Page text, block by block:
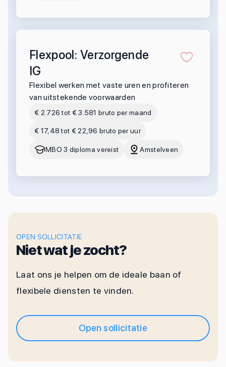
Flexpool: Verzorgende
IG
Flexibel werken met vaste uren en profiteren
van uitstekende voorwaarden
€ 2.726 tot € 3.581 bruto per maand
€ 17,48 tot € 22,96 bruto per uur
MBO 3 diploma vereist Amstelveen
OPEN SOLLICITATIE
Niet wat je zocht?
Laat ons je helpen om de ideale baan of
flexibele diensten te vinden.
Open sollicitatie